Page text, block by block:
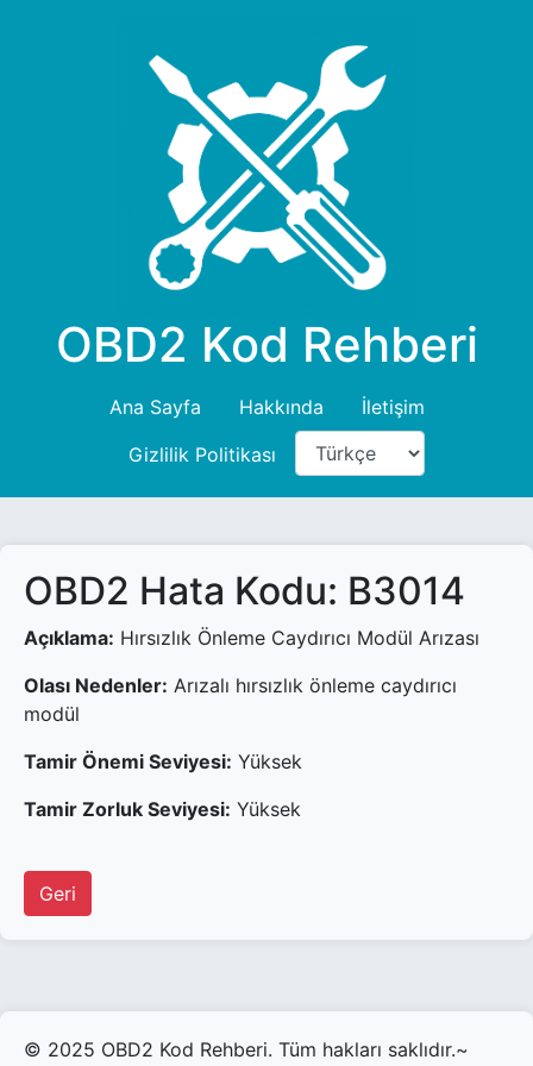
OBD2 Kod Rehberi
Ana Sayfa Hakkında
İletişim
Gizlilik Politikası
OBD2 Hata Kodu: B3014
Açıklama: Hırsızlık Önleme Caydırıcı Modül Arızası
Olası Nedenler: Arızalı hırsızlık önleme caydırıcı
modül
Tamir Önemi Seviyesi: Yüksek
Tamir Zorluk Seviyesi: Yüksek
Geri
© 2025 OBD2 Kod Rehberi. Tüm hakları saklıdır.~